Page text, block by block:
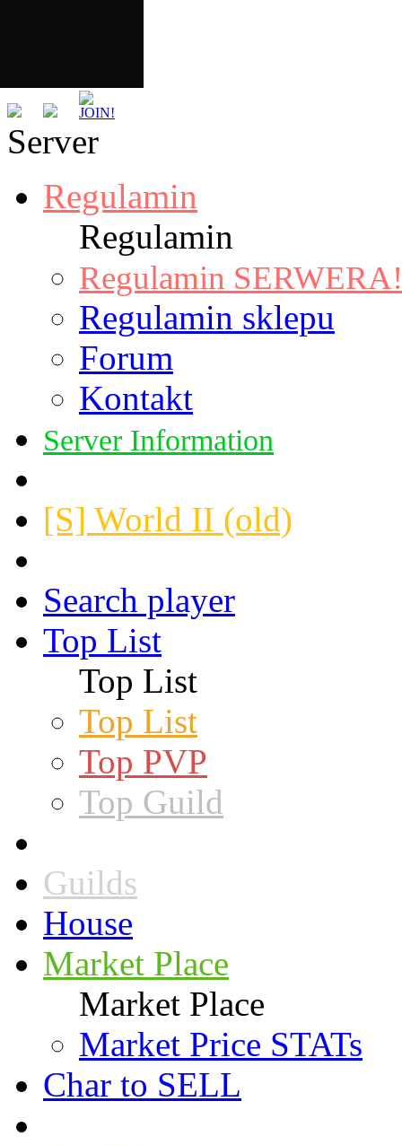
Server
Regulamin
Regulamin
Regulamin
Regulamin sklepu
Forum
Kontakt
Server Information
[S] World II (old)
Search player
Top List
Top List
Top List
Top PVP
Top Guild
Guilds
House
Market Place
Market Place
Market Price STATs
Char to SELL